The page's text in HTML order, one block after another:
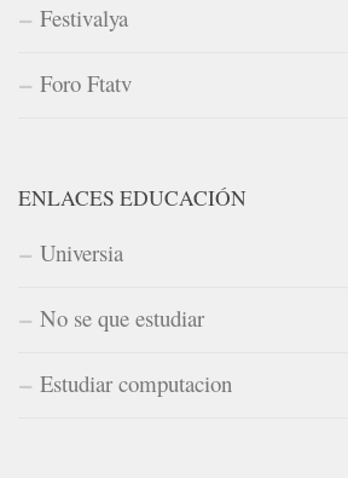
Festivalya
Foro Ftatv
ENLACES EDUCACIÓN
Universia
No se que estudiar
Estudiar computacion